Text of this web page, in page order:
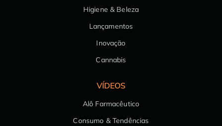
Higiene & Beleza
Lançamentos
Inovação
Cannabis
VÍDEOS
Alô Farmacêutico
Consumo & Tendências